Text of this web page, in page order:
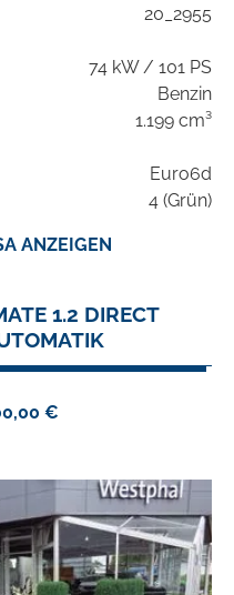
20_2955
74 kW / 101 PS
Benzin
1.199 cm³
Euro6d
4 (Grün)
ANZEIGEN
1.2 DIRECT
€